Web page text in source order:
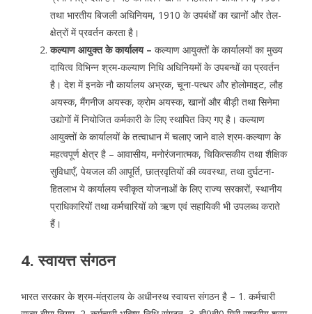
तथा भारतीय बिजली अधिनियम, 1910 के उपबंधों का खानों और तेल-
क्षेत्रों में प्रवर्तन करता है।
कल्याण आयुक्त के कार्यालय – कल्याण आयुक्तों के कार्यालयों का मुख्य
दायित्व विभिन्न श्रम-कल्याण निधि अधिनियमों के उपबन्धों का प्रवर्तन
है। देश में इनके नौ कार्यालय अभ्रक, चूना-पत्थर और होलोमाइट, लौह
अयस्क, मैंगनीज अयस्क, क्रोम अयस्क, खानों और बीड़ी तथा सिनेमा
उद्योगों में नियोजित कर्मकारी के लिए स्थापित किए गए है। कल्याण
आयुक्तों के कार्यालयों के तत्वाधान में चलाए जाने वाले श्रम-कल्याण के
महत्वपूर्ण क्षेत्र है – आवासीय, मनोरंजनात्मक, चिकित्सकीय तथा शैक्षिक
सुविधाएँ, पेयजल की आपूर्ति, छात्रवृतियों की व्यवस्था, तथा दुर्घटना-
हितलाभ ये कार्यालय स्वीकृत योजनाओं के लिए राज्य सरकारों, स्थानीय
प्राधिकारियों तथा कर्मचारियों को ऋण एवं सहायिकी भी उपलब्ध कराते
हैं।
4. स्वायत्त संगठन
भारत सरकार के श्रम-मंत्रालय के अधीनस्थ स्वायत्त संगठन है – 1. कर्मचारी